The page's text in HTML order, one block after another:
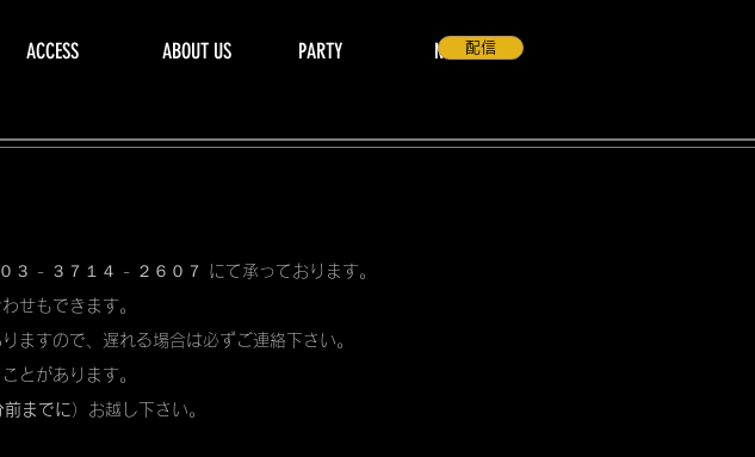
ACCESS ABOUT US PARTY NEWS配信
３ - ３７１４ - ２６０７ にて承っております。
せもできます。
ますので、遅れる場合は必ずご連絡下さい。
とがあります。
までに）お越し下さい。